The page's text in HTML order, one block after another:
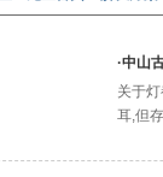
·中山
关于
耳,但